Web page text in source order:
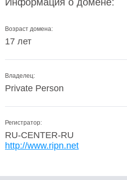
Возраст домена:
17 лет
Владелец:
Private Person
Регистратор:
RU-CENTER-RU
http://www.ripn.net